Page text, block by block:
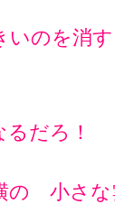
いのを消
だろ！
の 小さな